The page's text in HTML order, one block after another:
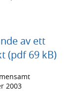
av ett
(pdf 69 kB)
2003